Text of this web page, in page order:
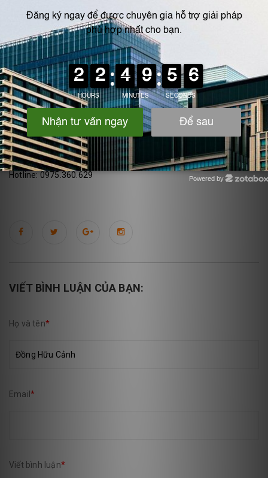
doanh nghiệp. Đây là giải pháp tối ưu cho nhiều ngành: xi mạ, hóa
dầu, cao su, tái chế nhựa, dệt nhuộm, sơn, in ấn…
Bạn cầntư vấn thiết kế, lắp đặt hoặc bảo trì tháp hấp phụ khí
thảicho nhà máy?
Liên hệ ngayIPF Việt Nam– đơn vị hàng đầu trong giải pháp xử
lý khí công nghiệp:
Website:www.ipf-vn.com
Địa chỉ : Ngãi Cầu - An Khánh- Hà Nội
Hotline: 0975.360.629
VIẾT BÌNH LUẬN CỦA BẠN:
Họ và tên*
Email *
Viết bình luận*
Powered by